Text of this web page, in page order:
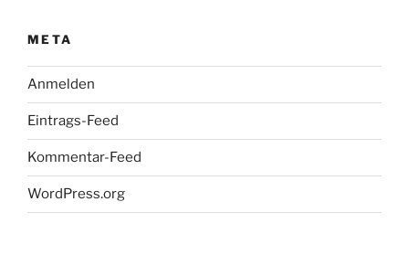
META
Anmelden
Eintrags-Feed
Kommentar-Feed
WordPress.org